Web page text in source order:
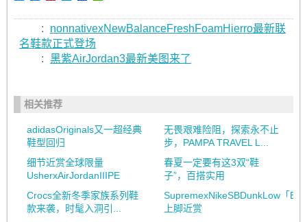
:
nonnativexNewBalanceFreshFoamHierro最新联
名鞋款正式登场
: 黑紫AirJordan3最新美图来了
相关推荐
adidasOriginals又一超经典
鞋型回归
无畏艰难险阻，探索永不止
步，PAMPA TRAVEL L...
细节近赏全球限量
UsherxAirJordanIIIPE
春夏一定要有这3双“鞋
子”，百搭实用
Crocs全新冬季家族系列鞋
款来袭，时髦入洞引...
SupremexNikeSBDunkLow「
上脚近赏